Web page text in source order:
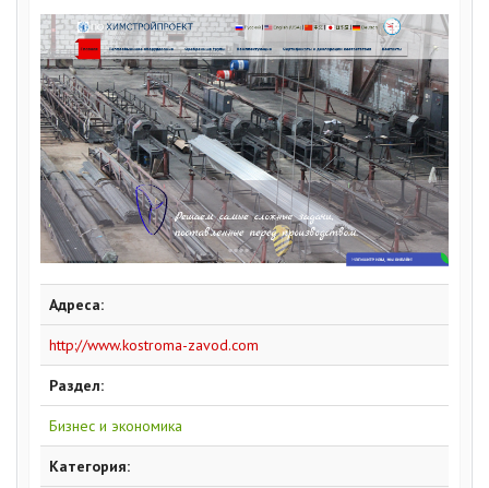
Адреса:
http://www.kostroma-zavod.com
Раздел:
Бизнес и экономика
Категория: